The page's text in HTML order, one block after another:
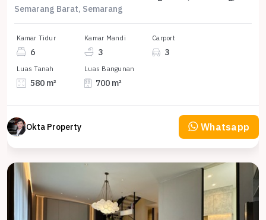
Semarang Barat, Semarang
Kamar Tidur
6
Kamar Mandi
3
Carport
3
Luas Tanah
580 m²
Luas Bangunan
700 m²
Okta Property Whatsapp